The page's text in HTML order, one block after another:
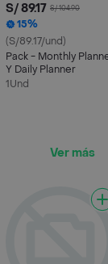
S/ 89.17 S/ 104.90
15%
(S/89.17/und)
Pack - Monthly
Y Daily Planner
1Und
Ver más